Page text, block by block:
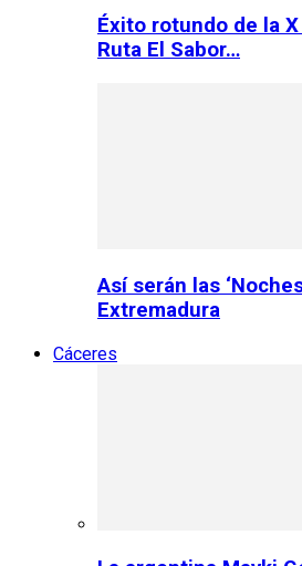
Éxito rotundo de la X
Ruta El Sabor…
Así serán las
Extremadura
Cáceres